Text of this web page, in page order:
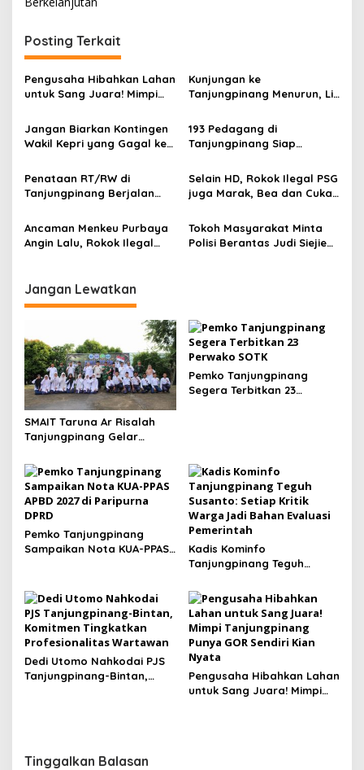
a
s
i
o
Posting Terkait
Pengusaha Hibahkan Lahan
untuk Sang Juara! Mimpi
Sendiri Kian Nyata
Kunjungan ke
Tanjungpinang Menurun, Lis
Wisatawan Mancing
Jangan Biarkan Kontingen
Wakil Kepri yang Gagal ke
Menjadi Korban yang
Terlupakan
193 Pedagang di
Tanjungpinang Siap
di Tiga Titik Relokasi
Penataan RT/RW di
Tanjungpinang Berjalan
Tanjungpinang Pastikan
Layanan Publik Tetap
Normal
Selain HD, Rokok Ilegal PSG
juga Marak, Bea dan Cukai
Ancaman Menkeu Purbaya
Angin Lalu, Rokok Ilegal
Tokoh Masyarakat Minta
Polisi Berantas Judi Siejie
Jangan Lewatkan
SMAIT Taruna Ar Risalah
Tanjungpinang Gelar
Tanamkan Disiplin dan Jiwa
Kepemimpinan
Pemko Tanjungpinang
Segera Terbitkan 23
Pemko Tanjungpinang
Sampaikan Nota KUA-PPAS
Kadis Kominfo
Tanjungpinang Teguh
Warga Jadi Bahan Evaluasi
Pemerintah
Dedi Utomo Nahkodai PJS
Tanjungpinang-Bintan,
Pengusaha Hibahkan Lahan
untuk Sang Juara! Mimpi
Tinggalkan Balasan